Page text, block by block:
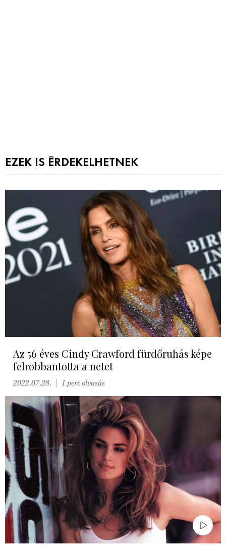
EZEK IS ÉRDEKELHETNEK
Az 56 éves Cindy Crawford fürdőruhás képe
felrobbantotta a netet
2022.07.28. 1 perc olvasás